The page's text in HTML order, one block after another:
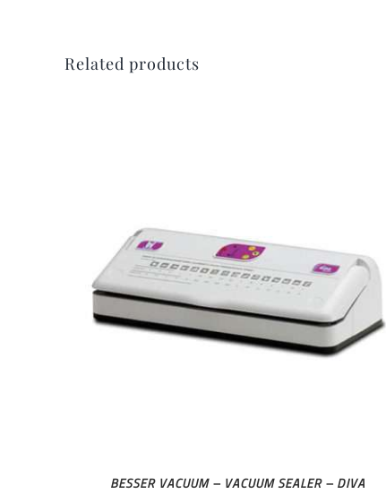
Related products
BESSER VACUUM – VACUUM SEALER – DIVA